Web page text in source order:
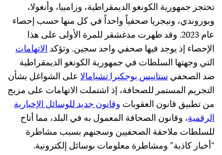
تحتجز جمهورية الكونغو الديمقراطية، وزامبيا، وأنغولا،
وبوروندي، ونيجريا صحفياً واحداً في كل منها حسب إحصاء
عام 2023. وقد ظهرت مدغشقر للمرة الأولى على هذا
الإحصاء إذ يوجد فيها صحفي واحد سجين. وتؤكدالاتهامات
التي وجهتها السلطات في جمهورية الكونغو الديمقراطية
ضد الصحفيستانيس بوجكيرا تشيامالا على الشواغل بشأن
التجريم المستمر للصحافة، إذ اشتملت الاتهامات على مزيج
من تطبيق قانون العقوبات وقانون جديد للوسائل الإخبارية
الرقمية، وقانون الصحافة المعمول به في البلد، مما أتاح
للسلطات ملاحقة الصحفيين وسجنهم بسبب مشاطرة
“أخبار كاذبة” ومشاطرة معلومات بوسائل إلكترونية.